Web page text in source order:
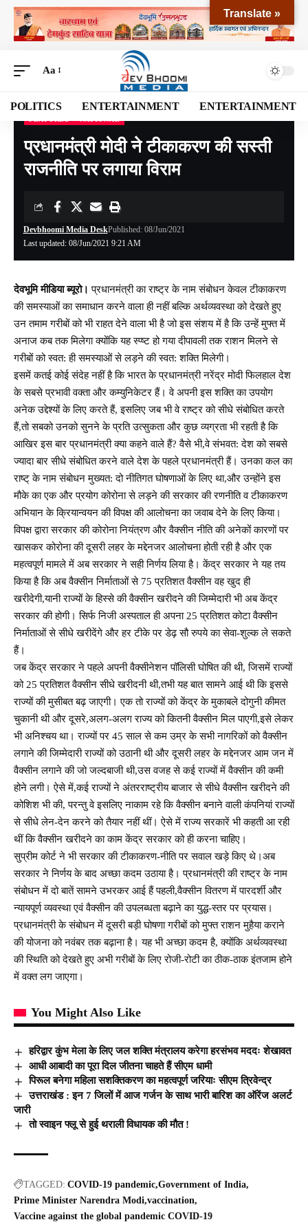
Aa
POLITICS ENTERTAINMENT ENTERTAINMENT
Devbhoomi Media>Blog>EXCLUSIVE>FEATURED>प्रधानमंत्री मोदी ने टीकाकरण की सस्ती राजनीति पर लगाया विराम
प्रधानमंत्री मोदी ने टीकाकरण की सस्ती
राजनीति पर लगाया विराम
Last updated: 08/Jun/2021 9:21 AM
Devbhoomi Media DeskPublished: 08/Jun/2021
देवभूमि मीडिया ब्यूरो।प्रधानमंत्री का राष्ट्र के नाम संबोधन केवल टीकाकरण
की समस्याओं का समाधान करने वाला ही नहीं बल्कि अर्थव्यवस्था को देखते हुए
उन तमाम गरीबों को भी राहत देने वाला भी है जो इस संशय में है कि उन्हें मुफ्त में
अनाज कब तक मिलेगा क्योंकि यह स्प्ष्ट हो गया दीपावली तक राशन मिलने से
गरीबों को स्वत: ही समस्याओं से लड़ने की स्वत: शक्ति मिलेगी।
इसमें कतई कोई संदेह नहीं है कि भारत के प्रधानमंत्री नरेंद्र मोदी फिलहाल देश
के सबसे प्रभावी वक्ता और कम्युनिकेटर हैं। वे अपनी इस शक्ति का उपयोग
अनेक उद्देश्यों के लिए करते हैं, इसलिए जब भी वे राष्ट्र को सीधे संबोधित करते
हैं,तो सबको उनको सुनने के प्रति उत्सुकता और कुछ व्यग्रता भी रहती है कि
आखिर इस बार प्रधानमंत्री क्या कहने वाले हैं? वैसे भी,वे संभवत: देश को सबसे
ज्यादा बार सीधे संबोधित करने वाले देश के पहले प्रधानमंत्री हैं। उनका कल का
राष्ट् के नाम संबोधन मुख्यत: दो नीतिगत घोषणाओं के लिए था,और उन्होंने इस
मौके का एक और प्रयोग कोरोना से लड़ने की सरकार की रणनीति व टीकाकरण
अभियान के क्रियान्वयन की विपक्ष की आलोचना का जवाब देने के लिए किया।
विपक्ष द्वारा सरकार की कोरोना नियंत्रण और वैक्सीन नीति की अनेकों कारणों पर
खासकर कोरोना की दूसरी लहर के मद्देनजर आलोचना होती रही है और एक
महत्वपूर्ण मामले में अब सरकार ने सही निर्णय लिया है। केंद्र सरकार ने यह तय
किया है कि अब वैक्सीन निर्माताओं से 75 प्रतिशत वैक्सीन वह खुद ही
खरीदेगी,यानी राज्यों के हिस्से की वैक्सीन खरीदने की जिम्मेदारी भी अब केंद्र
सरकार की होगी। सिर्फ निजी अस्पताल ही अपना 25 प्रतिशत कोटा वैक्सीन
निर्माताओं से सीधे खरीदेंगे और हर टीके पर डेढ़ सौ रुपये का सेवा-शुल्क ले सकते
हैं।
जब केंद्र सरकार ने पहले अपनी वैक्सीनेशन पॉलिसी घोषित की थी, जिसमें राज्यों
को 25 प्रतिशत वैक्सीन सीधे खरीदनी थी,तभी यह बात सामने आई थी कि इससे
राज्यों की मुसीबत बढ़ जाएगी। एक तो राज्यों को केंद्र के मुकाबले दोगुनी कीमत
चुकानी थी और दूसरे,अलग-अलग राज्य को कितनी वैक्सीन मिल पाएगी,इसे लेकर
भी अनिश्चय था। राज्यों पर 45 साल से कम उम्र के सभी नागरिकों को वैक्सीन
लगाने की जिम्मेदारी राज्यों को उठानी थी और दूसरी लहर के मद्देनजर आम जन में
वैक्सीन लगाने की जो जल्दबाजी थी,उस वजह से कई राज्यों में वैक्सीन की कमी
होने लगी। ऐसे में,कई राज्यों ने अंतरराष्ट्रीय बाजार से सीधे वैक्सीन खरीदने की
कोशिश भी की, परन्तु वे इसलिए नाकाम रहे कि वैक्सीन बनाने वाली कंपनियां राज्यों
से सीधे लेन-देन करने को तैयार नहीं थीं। ऐसे में राज्य सरकारें भी कहती आ रही
थीं कि वैक्सीन खरीदने का काम केंद्र सरकार को ही करना चाहिए।
सुप्रीम कोर्ट ने भी सरकार की टीकाकरण-नीति पर सवाल खड़े किए थे।अब
सरकार ने निर्णय के बाद अच्छा कदम उठाया है। प्रधानमंत्री की राष्ट्र के नाम
संबोधन में दो बातें सामने उभरकर आई हैं पहली,वैक्सीन वितरण में पारदर्शी और
न्यायपूर्ण व्यवस्था एवं वैक्सीन की उपलब्धता बढ़ाने का युद्ध-स्तर पर प्रयास।
प्रधानमंत्री के संबोधन में दूसरी बड़ी घोषणा गरीबों को मुफ्त राशन मुहैया कराने
की योजना को नवंबर तक बढ़ाना है। यह भी अच्छा कदम है, क्योंकि अर्थव्यवस्था
की स्थिति को देखते हुए अभी गरीबों के लिए रोजी-रोटी का ठीक-ठाक इंतजाम होने
में वक्त लग जाएगा।
You Might Also Like
हरिद्वार कुंभ मेला के लिए जल शक्ति मंत्रालय करेगा हरसंभव मददः शेखावत
आधी आबादी का पूरा दिल जीतना चाहते हैं सीएम धामी
पिरूल बनेगा महिला सशक्तिकरण का महत्वपूर्ण जरियाः सीएम त्रिवेन्द्र
उत्तराखंड : इन 7 जिलों में आज गर्जन के साथ भारी बारिश का ऑरेंज अलर्ट
जारी
तो स्वाइन फ्लू से हुई थराली विधायक की मौत !
TAGGED: COVID-19 pandemic Government of India
Prime Minister Narendra Modi vaccination
Vaccine against the global pandemic COVID-19
Translate »